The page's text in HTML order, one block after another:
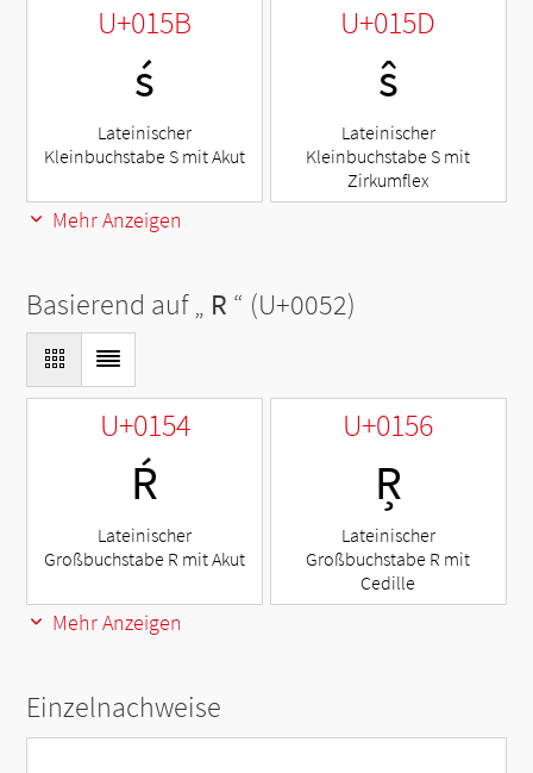
U+015B
ś
Lateinischer
Kleinbuchstabe S mit Akut
U+015D
ŝ
Lateinischer
Kleinbuchstabe S mit
Zirkumflex
Mehr Anzeigen
Basierend auf „ R “ (U+0052)
U+0154
Ŕ
Lateinischer
Großbuchstabe R mit Akut
U+0156
Ŗ
Lateinischer
Großbuchstabe R mit
Cedille
Mehr Anzeigen
Einzelnachweise